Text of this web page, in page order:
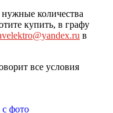
количества
купить, в графу
в
все условия
с фото